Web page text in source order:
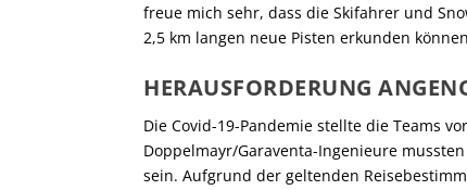
freue mich sehr, dass die Skifahrer und
2,5 km langen neue Pisten erkunden
HERAUSFORDERUNG
Die Covid-19-Pandemie stellte die Teams
Doppelmayr/Garaventa-Ingenieure
sein. Aufgrund der geltenden